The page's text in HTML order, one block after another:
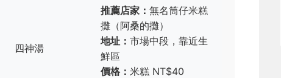
四神湯
推薦店家： 無名筒仔米糕
攤（阿桑的攤）
地址： 市場中段，靠近生
鮮區
價格： 米糕 NT$40